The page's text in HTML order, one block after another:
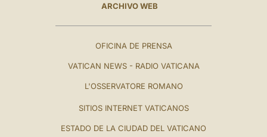
ARCHIVO WEB
OFICINA DE PRENSA
VATICAN NEWS - RADIO VATICANA
L'OSSERVATORE ROMANO
SITIOS INTERNET VATICANOS
ESTADO DE LA CIUDAD DEL VATICANO